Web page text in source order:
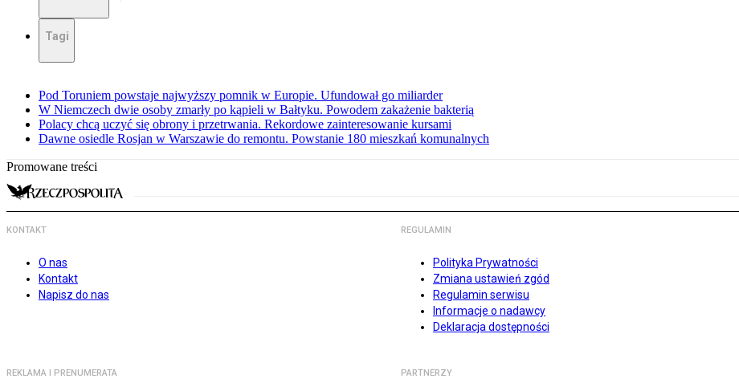
Tagi
Pod Toruniem powstaje najwyższy pomnik w Europie. Ufundował go miliarder
W Niemczech dwie osoby zmarły po kąpieli w Bałtyku. Powodem zakażenie bakterią
Polacy chcą uczyć się obrony i przetrwania. Rekordowe zainteresowanie kursami
Dawne osiedle Rosjan w Warszawie do remontu. Powstanie 180 mieszkań komunalnych
Promowane treści
KONTAKT
O nas
Kontakt
Napisz do nas
REGULAMIN
Polityka Prywatności
Zmiana ustawień zgód
Regulamin serwisu
Informacje o nadawcy
Deklaracja dostępności
REKLAMA I PRENUMERATA PARTNERZY